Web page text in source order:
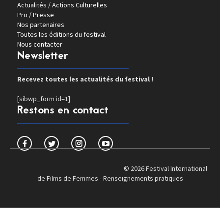
Actualités / Actions Culturelles
Pro / Presse
Nos partenaires
Toutes les éditions du festival
Nous contacter
Newsletter
Recevez toutes les actualités du festival !
[sibwp_form id=1]
Restons en contact
© 2026 Festival International
de Films de Femmes -Renseignements pratiques